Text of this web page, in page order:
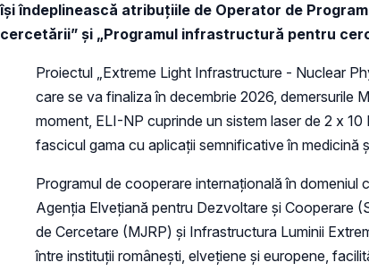
își îndeplinească atribuțiile de Operator de
cercetării” și „Programul infrastructură pentru
Proiectul „Extreme Light Infrastructure - Nuclear
care se va finaliza în decembrie 2026, demersurile
moment, ELI-NP cuprinde un sistem laser de 2 x
fascicul gama cu aplicații semnificative în medicină
Programul de cooperare internațională în domeniul
Agenția Elvețiană pentru Dezvoltare și Cooperare
de Cercetare (MJRP) și Infrastructura Luminii
între instituții românești, elvețiene și europene,